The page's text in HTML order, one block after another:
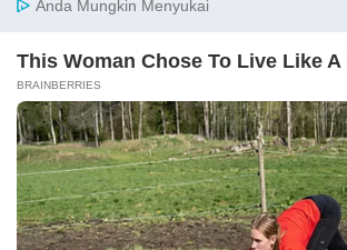
Langganan Newsletter
Ikuti Kami
Tentang Katadata Advertising Karier
Kebijakan Privasi
Disclaimer